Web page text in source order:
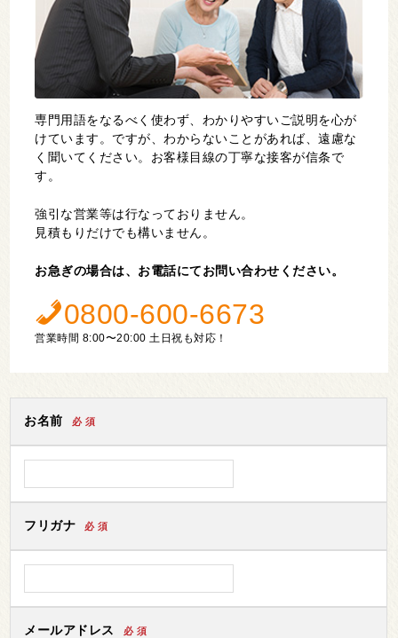
専門用語をなるべく使わず、わかりやすいご説明を心が
けています。ですが、わからないことがあれば、遠慮な
く聞いてください。お客様目線の丁寧な接客が信条で
す。
強引な営業等は行なっておりません。
見積もりだけでも構いません。
お急ぎの場合は、お電話にてお問い合わせください。
0800-600-6673
営業時間 8:00〜20:00 土日祝も対応！
お名前 必 須
フリガナ 必 須
メールアドレス 必 須